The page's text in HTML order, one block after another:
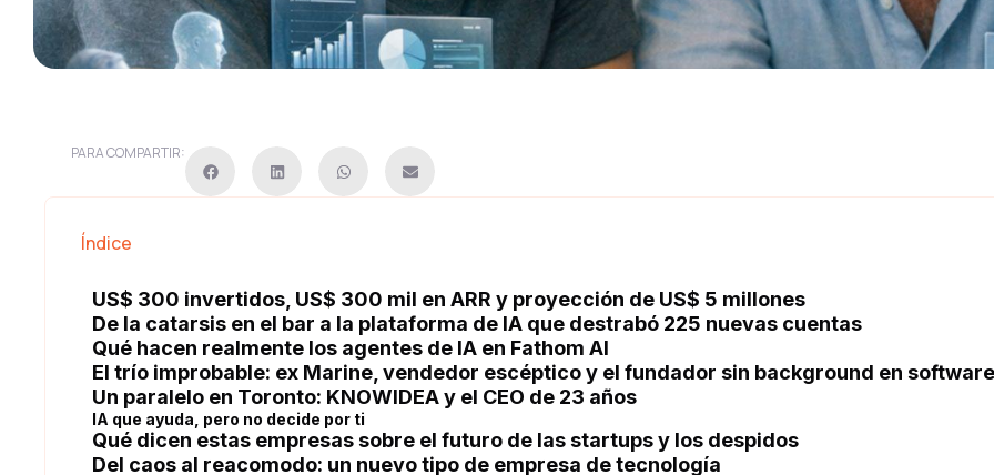
PARA COMPARTIR:
Índice
US$ 300 invertidos, US$ 300 mil en ARR y proyección de US$ 5 millones
De la catarsis en el bar a la plataforma de IA que destrabó 225 nuevas cuentas
Qué hacen realmente los agentes de IA en Fathom AI
El trío improbable: ex Marine, vendedor escéptico y el fundador sin background en software
Un paralelo en Toronto: KNOWIDEA y el CEO de 23 años
IA que ayuda, pero no decide por ti
Qué dicen estas empresas sobre el futuro de las startups y los despidos
Del caos al reacomodo: un nuevo tipo de empresa de tecnología